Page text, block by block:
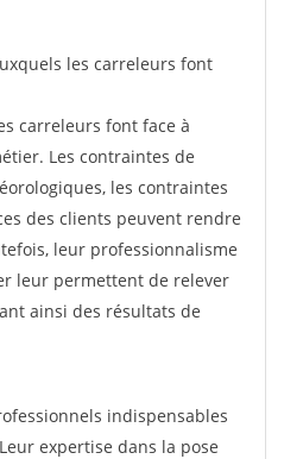
les carreleurs font
carreleurs font face à
Les contraintes de
les contraintes
des clients peuvent rendre
leur professionnalisme
leur permettent de relever
ainsi des résultats de
indispensables
expertise dans la pose